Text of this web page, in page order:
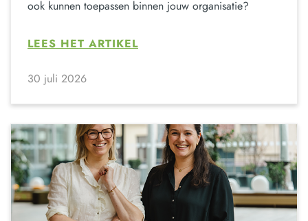
ook kunnen toepassen binnen jouw organisatie?
LEES HET ARTIKEL
30 juli 2026